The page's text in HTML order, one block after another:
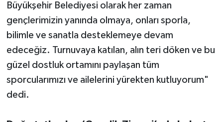
Büyükşehir Belediyesi olarak her zaman
gençlerimizin yanında olmaya, onları sporla,
bilimle ve sanatla desteklemeye devam
edeceğiz. Turnuvaya katılan, alın teri döken ve bu
güzel dostluk ortamını paylaşan tüm
sporcularımızı ve ailelerini yürekten kutluyorum"
dedi.